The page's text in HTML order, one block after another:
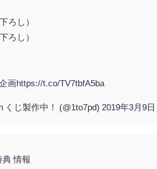
ろし）
ろし）
画https://t.co/TV7tbfA5ba
じ製作中！ (@1to7pd) 2019年3月9日
典情報